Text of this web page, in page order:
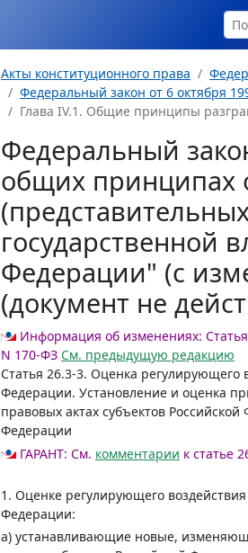
Акты конституционного права
Федеральный закон от 6 октября
Глава IV.1. Общие принципы
Федеральный
общих принципах
государственной
Федерации" (с
(документ не
Информация об изменениях:
N 170-ФЗ См. предыдущую редакцию
Статья 26.3-3. Оценка регулирующего
Федерации. Установление и оценка
правовых актах субъектов
Федерации
ГАРАНТ: См. комментарии к статье
1. Оценке регулирующего
Федерации:
а) устанавливающие новые,